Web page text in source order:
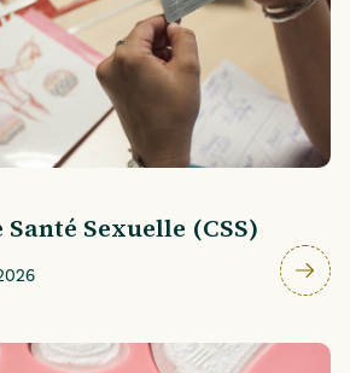
Sexuelle (CSS)